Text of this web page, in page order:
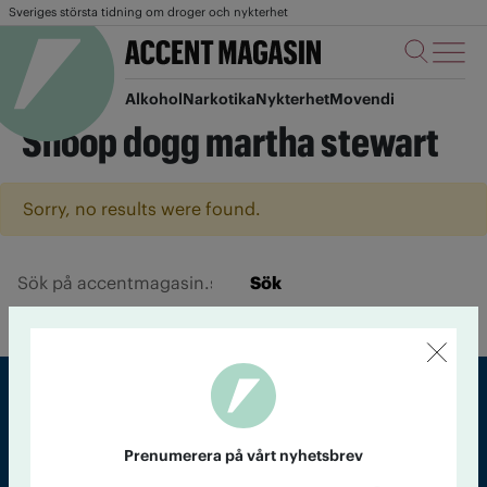
Sveriges största tidning om droger och nykterhet
AlkoholNarkotikaNykterhetMovendi
Snoop dogg martha stewart
Sorry, no results were found.
Sök
Prenumerera på vårt nyhetsbrev